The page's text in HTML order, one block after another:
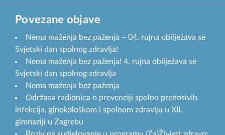
Povezane objave
Nema maženja bez paženja – 04. rujna obilježava se
Svjetski dan spolnog zdravlja!
Nema maženja bez paženja! 4. rujna obilježava se
Svjetski dan spolnog zdravlja
Nema maženja bez paženja
Održana radionica o prevenciji spolno prenosivih
infekcija, ginekološkom i spolnom zdravlju u XII.
gimnaziji u Zagrebu